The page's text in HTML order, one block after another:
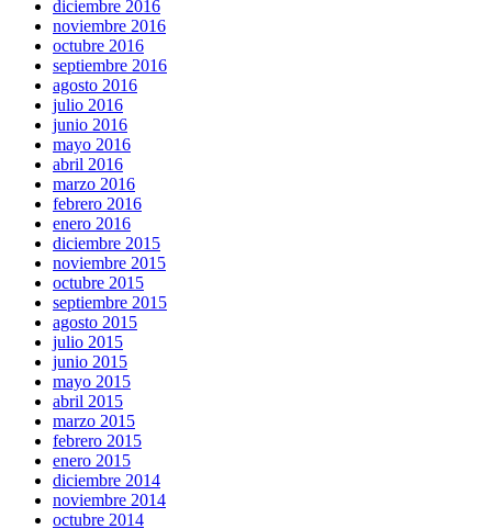
diciembre 2016
noviembre 2016
octubre 2016
septiembre 2016
agosto 2016
julio 2016
junio 2016
mayo 2016
abril 2016
marzo 2016
febrero 2016
enero 2016
diciembre 2015
noviembre 2015
octubre 2015
septiembre 2015
agosto 2015
julio 2015
junio 2015
mayo 2015
abril 2015
marzo 2015
febrero 2015
enero 2015
diciembre 2014
noviembre 2014
octubre 2014